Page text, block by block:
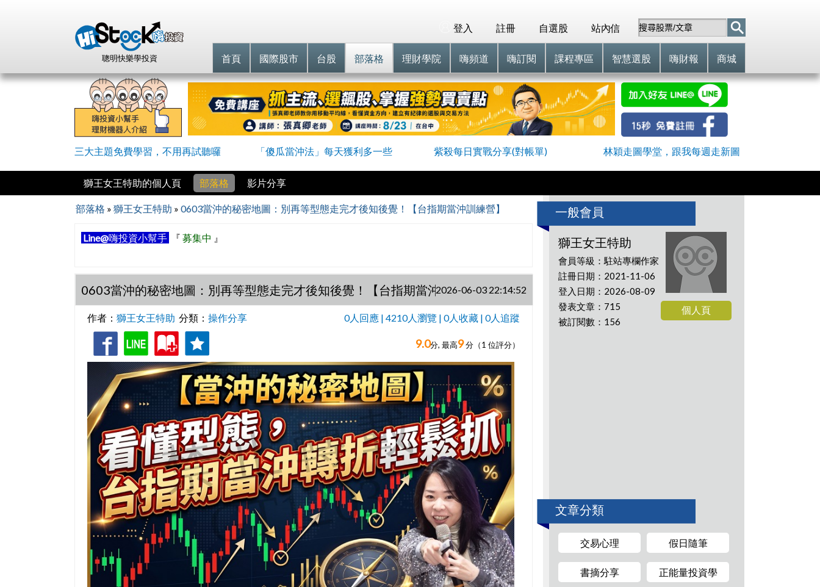
聰明快樂學投資
站內信
自選股
註冊
登入
首頁 國際股市 台股 部落格 理財學院 嗨頻道 嗨訂閱 課程專區 智慧選股 嗨財報 商城
三大主題免費學習，不用再試聽囉 「傻瓜當沖法」每天獲利多一些 紫殺每日實戰分享(對帳單) 林穎走圖學堂，跟我每週走新圖
獅王女王特助的個人頁 部落格 影片分享
部落格 » 獅王女王特助 » 0603當沖的秘密地圖：別再等型態走完才後知後覺！【台指期當沖訓練營】
Line@嗨投資小幫手 『 募集中 』
0603當沖的秘密地圖：別再等型態走完才後知後覺！【台指期當沖訓練營】
2026-06-03 22:14:52
作者： 獅王女王特助 分類： 操作分享 0人回應 | 4210人瀏覽 | 0人收藏 | 0人追蹤
收
藏
追
蹤
9.0分, 最高9分（1 位評分）
一般會員
獅王女王特助
會員等級：駐站專欄作家
註冊日期：2021-11-06
登入日期：2026-08-09
發表文章：715
被訂閱數：156
個人頁
文章分類
交易心理 假日隨筆
書摘分享 正能量投資學